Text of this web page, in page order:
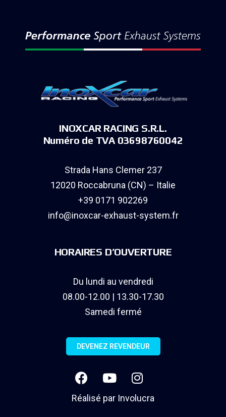
INOXCAR RACING S.R.L.
Numéro de TVA 03698760042
Strada Hans Clemer 237
12020 Roccabruna (CN) – Italie
+39 0171 902269
info@inoxcar-exhaust-system.fr
HORAIRES D’OUVERTURE
Du lundi au vendredi
08.00-12.00 | 13.30-17.30
Samedi fermé
DEVENEZ REVENDEUR
Réalisé par Involucra